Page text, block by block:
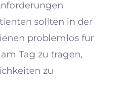
sollten in der
problemlos für
Tag zu tragen,
zu